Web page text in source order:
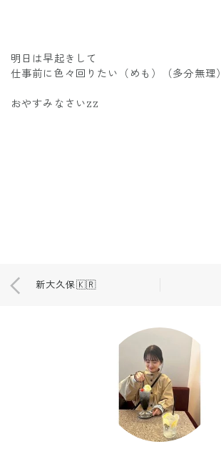
明日は早起きして
仕事前に色々回りたい（めも）（多分無理）
おやすみなさいzz
新大久保🇰🇷